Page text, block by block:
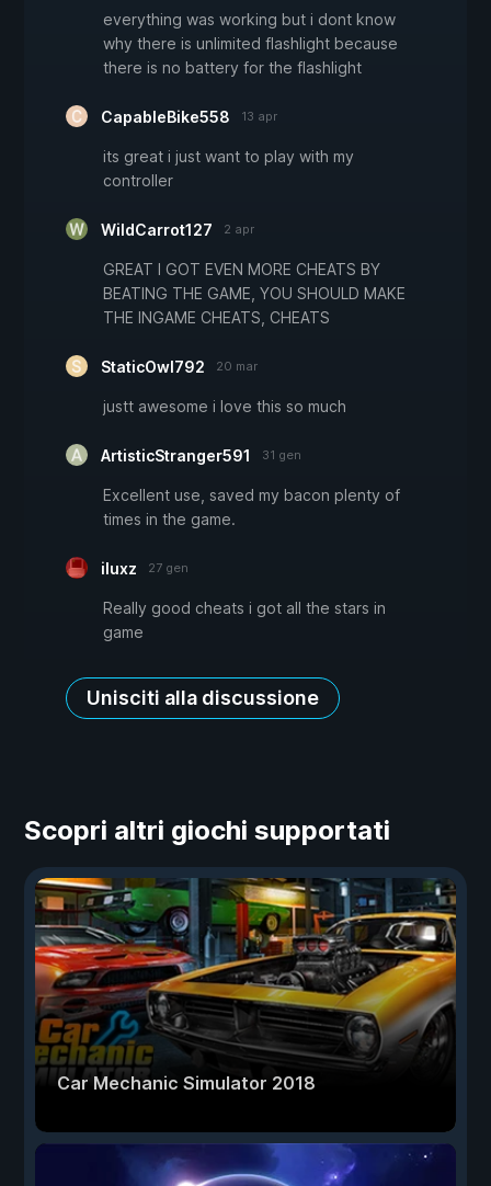
everything was working but i dont know
why there is unlimited flashlight because
there is no battery for the flashlight
CapableBike558 13 apr
its great i just want to play with my
controller
WildCarrot127 2 apr
GREAT I GOT EVEN MORE CHEATS BY
BEATING THE GAME, YOU SHOULD MAKE
THE INGAME CHEATS, CHEATS
StaticOwl792 20 mar
justt awesome i love this so much
ArtisticStranger591 31 gen
Excellent use, saved my bacon plenty of
times in the game.
iluxz 27 gen
Really good cheats i got all the stars in
game
Unisciti alla discussione
Scopri altri giochi supportati
Car Mechanic Simulator 2018